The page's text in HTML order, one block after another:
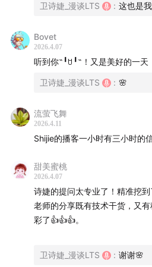
田渊栋（华人AI科学家、前 Meta
监、科幻小说作家）
一、关于田渊栋
向更广阔的天地进发～
被裁始末：因绩效被裁可能
科学家也不例外
卫诗婕_漫谈LTS : 这也是
Bovet
2026.4.07
听到你˶╹ꇴ╹˶！又是美好的一天
卫诗婕_漫谈LTS : 🌸
流萤飞舞
2026.4.11
Shijie的播客一小时有三小时的
甜美蜜桃
2026.4.07
诗婕的提问太专业了！精准挖
老师的分享既有技术干货，又
彩了👍👍👍。
卫诗婕_漫谈LTS : 谢谢🌸